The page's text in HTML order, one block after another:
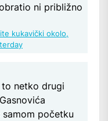
ni približno
kukavički okolo,
to netko drugi
početku